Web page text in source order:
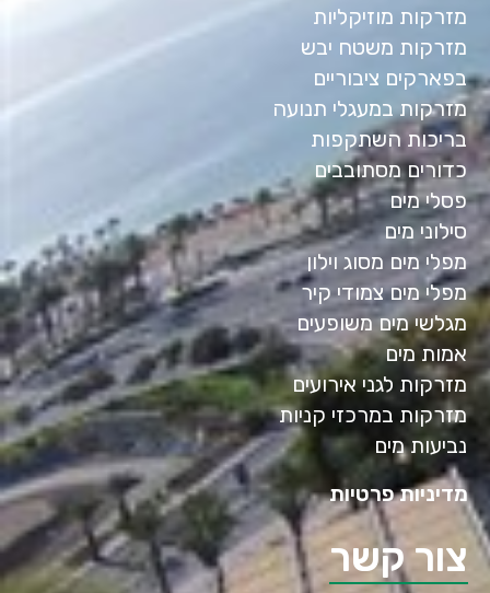
מזרקות מוזיקליות
מזרקות משטח יבש
בפארקים ציבוריים
מזרקות במעגלי תנועה
בריכות השתקפות
כדורים מסתובבים
פסלי מים
סילוני מים
מפלי מים מסוג וילון
מפלי מים צמודי קיר
מגלשי מים משופעים
אמות מים
מזרקות לגני אירועים
מזרקות במרכזי קניות
נביעות מים
מדיניות פרטיות
צור קשר